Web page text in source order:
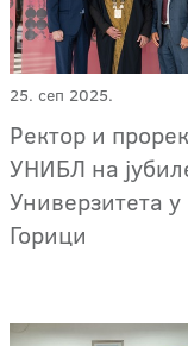
25. сеп 2025.
Ректор и
УНИБЛ на
Универзитета у
Горици